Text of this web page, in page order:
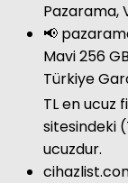
Pazarama,
📢
Mavi 256
Türkiye
TL en ucuz
sitesindeki
ucuzdur.